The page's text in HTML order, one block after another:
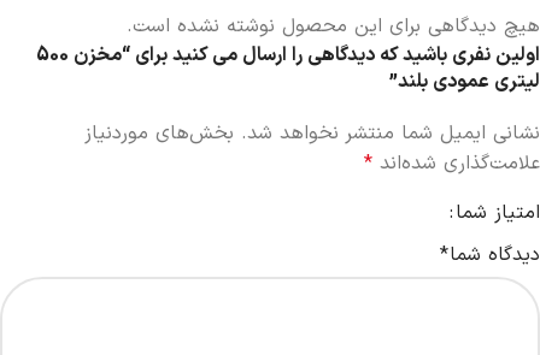
هیچ دیدگاهی برای این محصول نوشته نشده است.
اولین نفری باشید که دیدگاهی را ارسال می کنید برای “مخزن 500
لیتری عمودی بلند”
نشانی ایمیل شما منتشر نخواهد شد. بخش‌های موردنیاز
علامت‌گذاری شده‌اند *
امتیاز شما
دیدگاه شما*